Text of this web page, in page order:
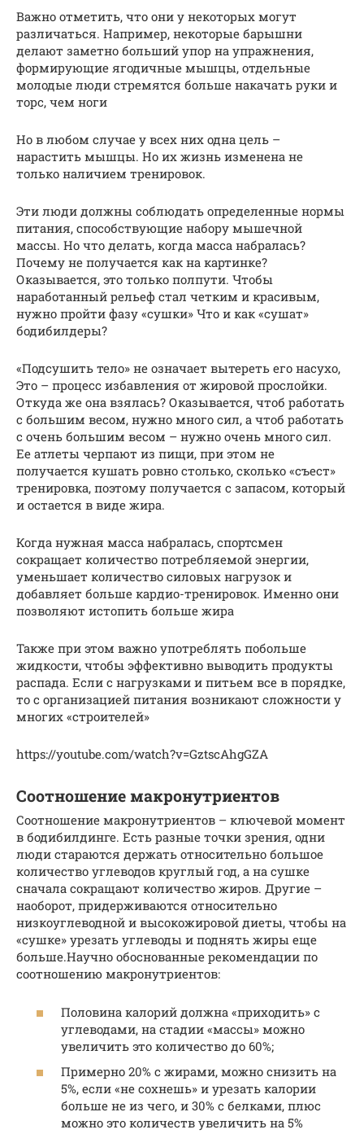
Важно отметить, что они у некоторых могут
различаться. Например, некоторые барышни
делают заметно больший упор на упражнения,
формирующие ягодичные мышцы, отдельные
молодые люди стремятся больше накачать руки и
торс, чем ноги
Но в любом случае у всех них одна цель –
нарастить мышцы. Но их жизнь изменена не
только наличием тренировок.
Эти люди должны соблюдать определенные нормы
питания, способствующие набору мышечной
массы. Но что делать, когда масса набралась?
Почему не получается как на картинке?
Оказывается, это только полпути. Чтобы
наработанный рельеф стал четким и красивым,
нужно пройти фазу «сушки» Что и как «сушат»
бодибилдеры?
«Подсушить тело» не означает вытереть его насухо,
Это – процесс избавления от жировой прослойки.
Откуда же она взялась? Оказывается, чтоб работать
с большим весом, нужно много сил, а чтоб работать
с очень большим весом – нужно очень много сил.
Ее атлеты черпают из пищи, при этом не
получается кушать ровно столько, сколько «съест»
тренировка, поэтому получается с запасом, который
и остается в виде жира.
Когда нужная масса набралась, спортсмен
сокращает количество потребляемой энергии,
уменьшает количество силовых нагрузок и
добавляет больше кардио-тренировок. Именно они
позволяют истопить больше жира
Также при этом важно употреблять побольше
жидкости, чтобы эффективно выводить продукты
распада. Если с нагрузками и питьем все в порядке,
то с организацией питания возникают сложности у
многих «строителей»
https://youtube.com/watch?v=GztscAhgGZA
Соотношение макронутриентов
Соотношение макронутриентов – ключевой момент
в бодибилдинге. Есть разные точки зрения, одни
люди стараются держать относительно большое
количество углеводов круглый год, а на сушке
сначала сокращают количество жиров. Другие –
наоборот, придерживаются относительно
низкоуглеводной и высокожировой диеты, чтобы на
«сушке» урезать углеводы и поднять жиры еще
больше.Научно обоснованные рекомендации по
соотношению макронутриентов:
Половина калорий должна «приходить» с
углеводами, на стадии «массы» можно
увеличить это количество до 60%;
Примерно 20% с жирами, можно снизить на
5%, если «не сохнешь» и урезать калории
больше не из чего, и 30% с белками, плюс
можно это количеств увеличить на 5%